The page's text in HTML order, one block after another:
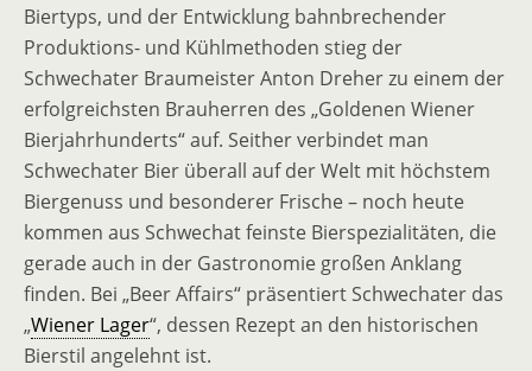
Biertyps, und der Entwicklung bahnbrechender
Produktions- und Kühlmethoden stieg der
Schwechater Braumeister Anton Dreher zu einem der
erfolgreichsten Brauherren des „Goldenen Wiener
Bierjahrhunderts“ auf. Seither verbindet man
Schwechater Bier überall auf der Welt mit höchstem
Biergenuss und besonderer Frische – noch heute
kommen aus Schwechat feinste Bierspezialitäten, die
gerade auch in der Gastronomie großen Anklang
finden. Bei „Beer Affairs“ präsentiert Schwechater das
„Wiener Lager“, dessen Rezept an den historischen
Bierstil angelehnt ist.